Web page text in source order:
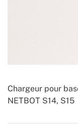
Chargeur pour
NETBOT S14, S15
Create